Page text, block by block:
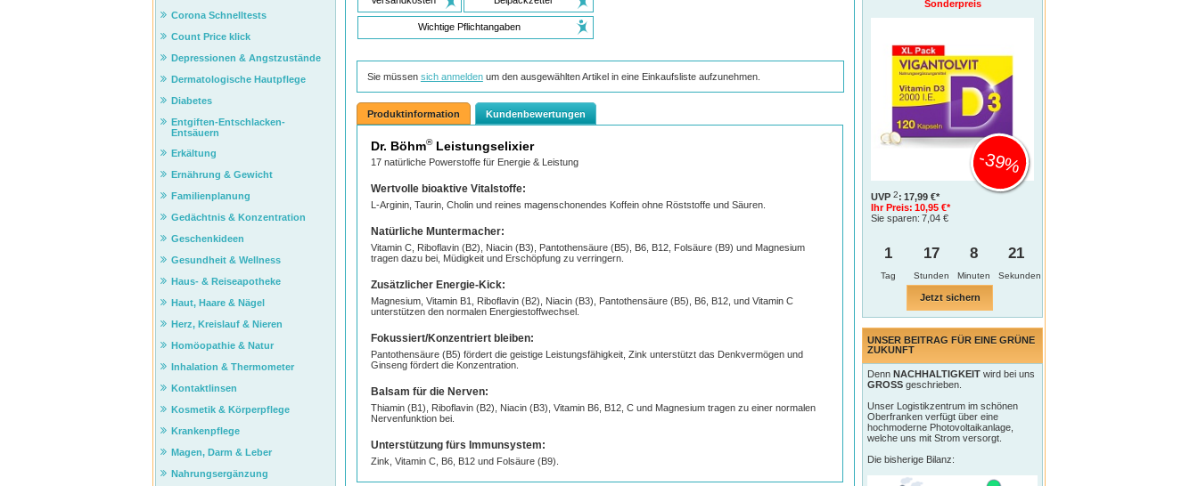
Wichtige Pflichtangaben
Sie müssen sich anmeldenum den ausgewählten Artikel in eine Einkaufsliste aufzunehmen.
Produktinformation Kundenbewertungen
Dr. Böhm®Leistungselixier
17 natürliche Powerstoffe für Energie & Leistung
Wertvolle bioaktive Vitalstoffe:
L-Arginin, Taurin, Cholin und reines magenschonendes Koffein ohne Röststoffe und Säuren.
Natürliche Muntermacher:
Vitamin C, Riboflavin (B2), Niacin (B3), Pantothensäure (B5), B6, B12, Folsäure (B9) und Magnesium
tragen dazu bei, Müdigkeit und Erschöpfung zu verringern.
Zusätzlicher Energie-Kick:
Magnesium, Vitamin B1, Riboflavin (B2), Niacin (B3), Pantothensäure (B5), B6, B12, und Vitamin C
unterstützen den normalen Energiestoffwechsel.
Fokussiert/Konzentriert bleiben:
Pantothensäure (B5) fördert die geistige Leistungsfähigkeit, Zink unterstützt das Denkvermögen und
Ginseng fördert die Konzentration.
Balsam für die Nerven:
Thiamin (B1), Riboflavin (B2), Niacin (B3), Vitamin B6, B12, C und Magnesium tragen zu einer normalen
Nervenfunktion bei.
Unterstützung fürs Immunsystem:
Zink, Vitamin C, B6, B12 und Folsäure (B9).
Corona Schnelltests
Count Price klick
Depressionen & Angstzustände
Dermatologische Hautpflege
Diabetes
Entgiften-Entschlacken-
Entsäuern
Erkältung
Ernährung & Gewicht
Familienplanung
Gedächtnis & Konzentration
Geschenkideen
Gesundheit & Wellness
Haus- & Reiseapotheke
Haut, Haare & Nägel
Herz, Kreislauf & Nieren
Homöopathie & Natur
Inhalation & Thermometer
Kontaktlinsen
Kosmetik & Körperpflege
Krankenpflege
Magen, Darm & Leber
Nahrungsergänzung
Sonderpreis
UVP 2: 17,99 €*
Ihr Preis: 10,95 €*
Sie sparen: 7,04 €
-39%
1
Tag
17 8 20
Jetzt sichern
UNSER BEITRAG FÜR EINE GRÜNE
ZUKUNFT
Denn NACHHALTIGKEIT wird bei uns
GROSS geschrieben.
Unser Logistikzentrum im schönen
Oberfranken verfügt über eine
hochmoderne Photovoltaikanlage,
welche uns mit Strom versorgt.
Die bisherige Bilanz: